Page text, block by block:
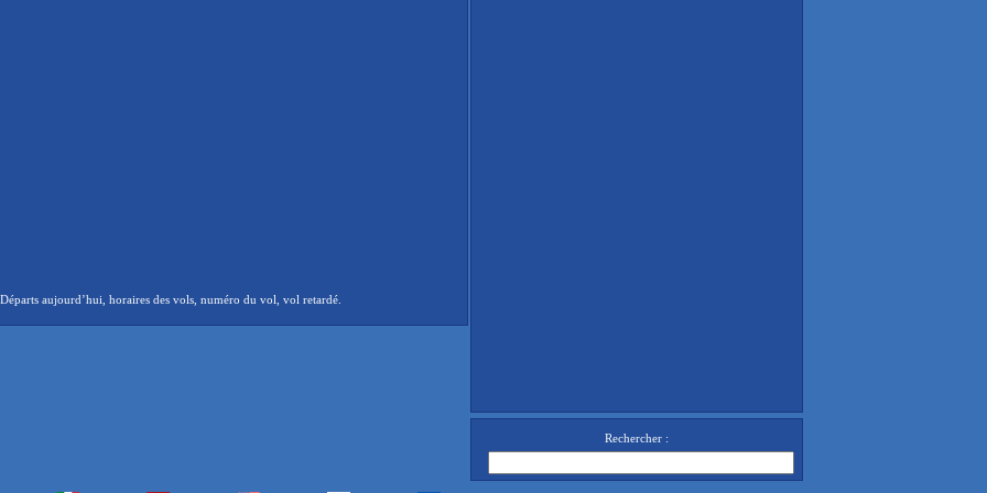
aujourd’hui, horaires des vols, numéro du vol, vol retardé.
Rechercher :